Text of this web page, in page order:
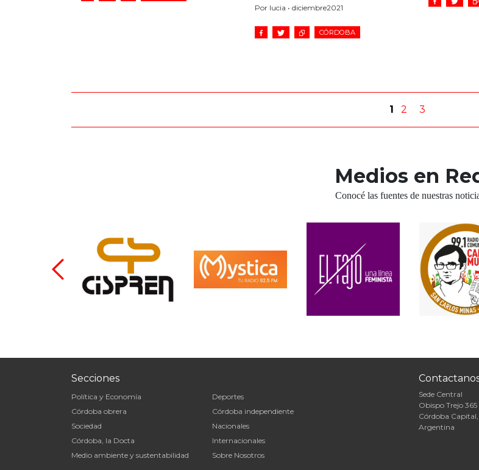
Por lucia • diciembre2021
CÓRDOBA
1 2 3
Medios en
Conocé las fuentes de nuestras
Secciones
Política y Economía
Córdoba obrera
Sociedad
Córdoba, la Docta
Medio ambiente y sustentabilidad
Deportes
Córdoba independiente
Nacionales
Internacionales
Sobre Nosotros
Sede Central
Obispo Trejo
Córdoba Capital,
Argentina